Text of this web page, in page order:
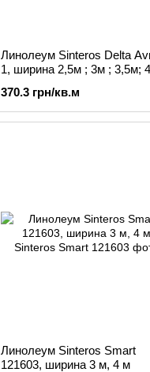
Линолеум Sinteros Delta
1, ширина 2,5м ; 3м ; 3,5м;
370.3 грн/кв.м
Линолеум Sinteros Smart
121603, ширина 3 м, 4 м